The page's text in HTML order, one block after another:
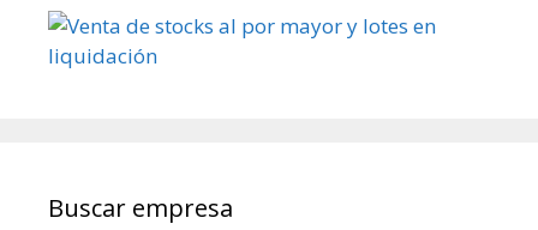
Buscar empresa